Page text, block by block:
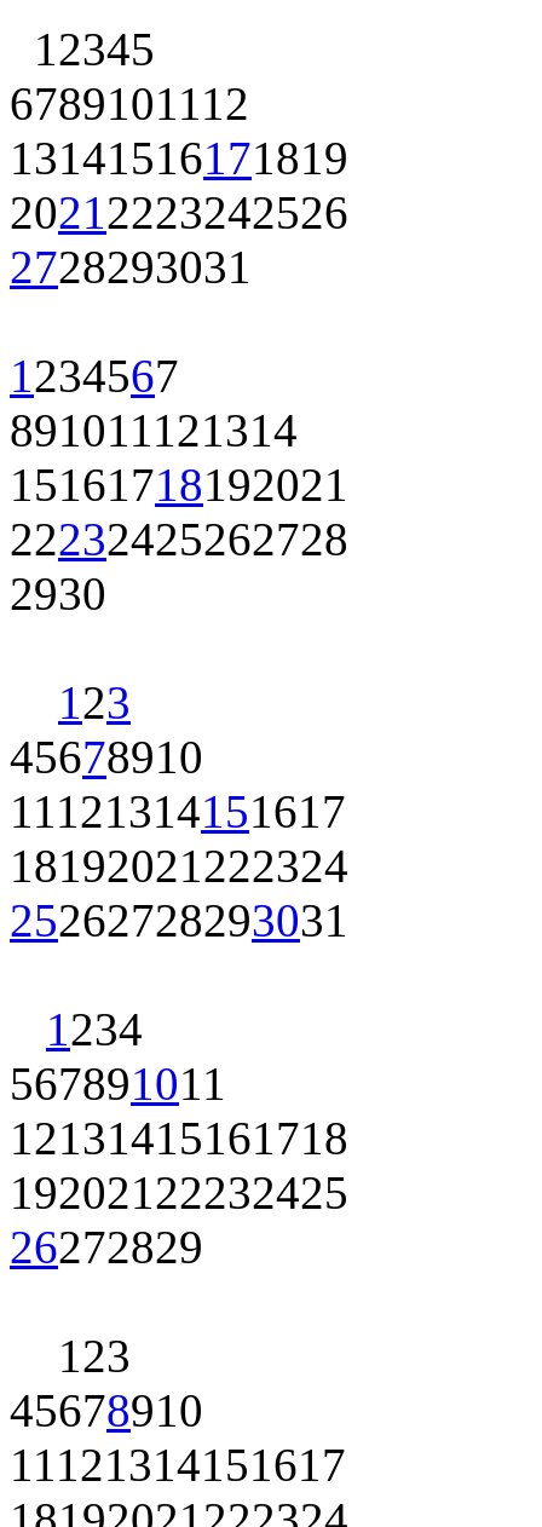
12345
6789101112
13141516171819
20212223242526
2728293031
1234567
891011121314
15161718192021
22232425262728
2930
123
45678910
11121314151617
18192021222324
25262728293031
1234
567891011
12131415161718
19202122232425
26272829
123
45678910
11121314151617